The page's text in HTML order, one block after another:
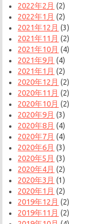
2022年2月 (2)
2022年1月 (2)
2021年12月 (3)
2021年11月 (2)
2021年10月 (4)
2021年9月 (4)
2021年1月 (2)
2020年12月 (2)
2020年11月 (2)
2020年10月 (2)
2020年9月 (3)
2020年8月 (4)
2020年7月 (4)
2020年6月 (3)
2020年5月 (3)
2020年4月 (2)
2020年3月 (1)
2020年1月 (2)
2019年12月 (2)
2019年11月 (2)